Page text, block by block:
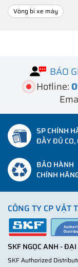
Vòng bi xe máy
BÁO
Hotline:
SP CHÍNH
ĐẦY ĐỦ CO,
BẢO HÀNH
CHÍNH
CÔNG TY CP VẬT
SKF NGỌC ANH -
SKF Authorized